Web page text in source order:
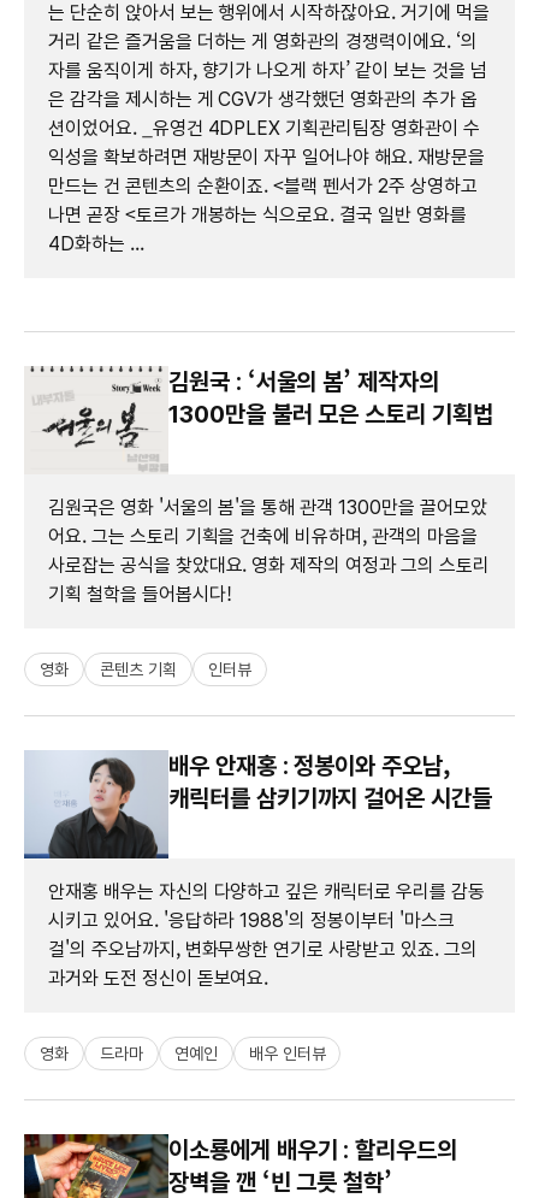
는 단순히 앉아서 보는 행위에서 시작하잖아요. 거기에 먹을
거리 같은 즐거움을 더하는 게 영화관의 경쟁력이에요. ‘의
자를 움직이게 하자, 향기가 나오게 하자’ 같이 보는 것을 넘
은 감각을 제시하는 게 CGV가 생각했던 영화관의 추가 옵
션이었어요. _유영건 4DPLEX 기획관리팀장 영화관이 수
익성을 확보하려면 재방문이 자꾸 일어나야 해요. 재방문을
만드는 건 콘텐츠의 순환이죠. <블랙 펜서가 2주 상영하고
나면 곧장 <토르가 개봉하는 식으로요. 결국 일반 영화를
4D화하는 ...
김원국 : ‘서울의 봄’ 제작자의
1300만을 불러 모은 스토리 기획법
김원국은 영화 '서울의 봄'을 통해 관객 1300만을 끌어모았
어요. 그는 스토리 기획을 건축에 비유하며, 관객의 마음을
사로잡는 공식을 찾았대요. 영화 제작의 여정과 그의 스토리
기획 철학을 들어봅시다!
영화 콘텐츠 기획 인터뷰
배우 안재홍 : 정봉이와 주오남,
캐릭터를 삼키기까지 걸어온 시간들
안재홍 배우는 자신의 다양하고 깊은 캐릭터로 우리를 감동
시키고 있어요. '응답하라 1988'의 정봉이부터 '마스크
걸'의 주오남까지, 변화무쌍한 연기로 사랑받고 있죠. 그의
과거와 도전 정신이 돋보여요.
영화 드라마 연예인 배우 인터뷰
이소룡에게 배우기 : 할리우드의
장벽을 깬 ‘빈 그릇 철학’